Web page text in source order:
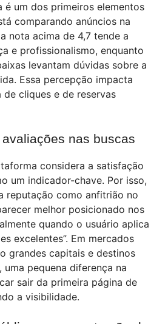
é um dos primeiros elementos
comparando anúncios na
nota acima de 4,7 tende a
e profissionalismo, enquanto
levantam dúvidas sobre a
Essa percepção impacta
cliques e de reservas
nas buscas
considera a satisfação
um indicador-chave. Por isso,
reputação como anfitrião no
melhor posicionado nos
quando o usuário aplica
excelentes”. Em mercados
grandes capitais e destinos
pequena diferença na
sair da primeira página de
a visibilidade.